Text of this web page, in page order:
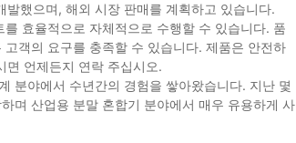
했으며, 해외 시장 판매를 계획하고 있습니다.
효율적으로 자체적으로 수행할 수 있습니다. 품
객의 요구를 충족할 수 있습니다. 제품은 안전하
면 언제든지 연락 주십시오.
분야에서 수년간의 경험을 쌓아왔습니다. 지난 몇
며 산업용 분말 혼합기 분야에서 매우 유용하게 사